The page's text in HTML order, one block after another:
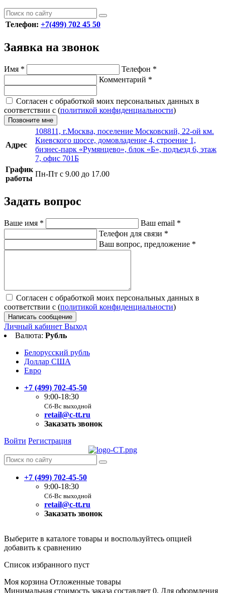
Телефон: +7(499) 702 45 50
Заявка на звонок
Имя * Телефон *
Комментарий *
Согласен с обработкой моих персональных данных в
соответствии с (политикой конфиденциальности)
Позвоните мне
Адрес
108811, г.Москва, поселение Московский, 22-ой км.
Киевского шоссе, домовладение 4, строение 1,
бизнес-парк «Румянцево», блок «Б», подъезд 6, этаж
7, офис 701Б
График
работы
Пн-Пт с 9.00 до 17.00
Задать вопрос
Ваше имя * Ваш email *
Телефон для связи *
Ваш вопрос, предложение *
Согласен с обработкой моих персональных данных в
соответствии с (политикой конфиденциальности)
Написать сообщение
Личный кабинет Выход
Валюта: Рубль
Белорусский рубль
Доллар США
Евро
+7 (499) 702-45-50
9:00-18:30
Сб-Вс выходной
retail@c-tt.ru
Заказать звонок
Войти Регистрация
+7 (499) 702-45-50
9:00-18:30
Сб-Вс выходной
retail@c-tt.ru
Заказать звонок
Выберите в каталоге товары и воспользуйтесь опцией
добавить к сравнению
Список избранного пуст
Моя корзина Отложенные товары
Минимальная стоимость заказа составляет 0. Для оформления